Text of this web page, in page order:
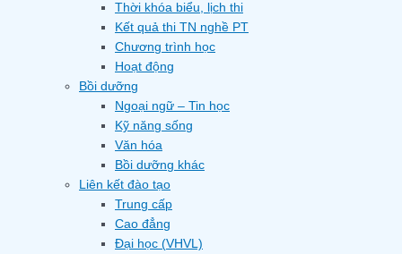
Thời khóa biểu, lịch thi
Kết quả thi TN nghề PT
Chương trình học
Hoạt động
Bồi dưỡng
Ngoại ngữ – Tin học
Kỹ năng sống
Văn hóa
Bồi dưỡng khác
Liên kết đào tạo
Trung cấp
Cao đẳng
Đại học (VHVL)